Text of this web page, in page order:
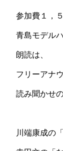
参加費１，
青島モデル
朗読は、
フリーアナ
読み聞かせ
川端康成の